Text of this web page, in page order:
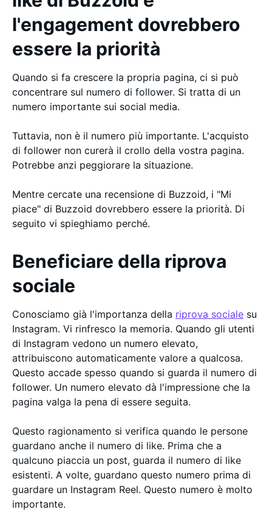
l'engagement dovrebbero
essere la priorità
Quando si fa crescere la propria pagina, ci si può
concentrare sul numero di follower. Si tratta di un
numero importante sui social media.
Tuttavia, non è il numero più importante. L'acquisto
di follower non curerà il crollo della vostra pagina.
Potrebbe anzi peggiorare la situazione.
Mentre cercate una recensione di Buzzoid, i "Mi
piace" di Buzzoid dovrebbero essere la priorità. Di
seguito vi spieghiamo perché.
Beneficiare della riprova
sociale
Conosciamo già l'importanza della riprova sociale su
Instagram. Vi rinfresco la memoria. Quando gli utenti
di Instagram vedono un numero elevato,
attribuiscono automaticamente valore a qualcosa.
Questo accade spesso quando si guarda il numero di
follower. Un numero elevato dà l'impressione che la
pagina valga la pena di essere seguita.
Questo ragionamento si verifica quando le persone
guardano anche il numero di like. Prima che a
qualcuno piaccia un post, guarda il numero di like
esistenti. A volte, guardano questo numero prima di
guardare un Instagram Reel. Questo numero è molto
importante.